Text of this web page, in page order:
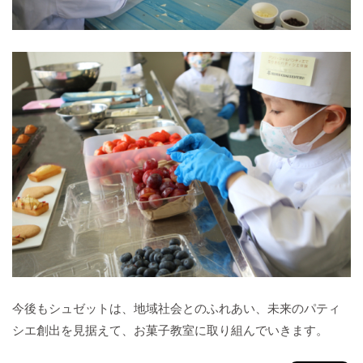
今後もシュゼットは、地域社会とのふれあい、未来のパティ
シエ創出を見据えて、お菓子教室に取り組んでいきます。